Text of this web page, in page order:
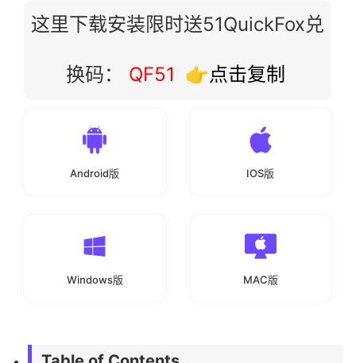
这里下载安装限时送51QuickFox兑
换码： QF51 👉点击复制
Android版 IOS版
Windows版 MAC版